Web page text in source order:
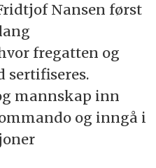
Nansen først
fregatten og
sertifiseres.
mannskap inn
og inngå i